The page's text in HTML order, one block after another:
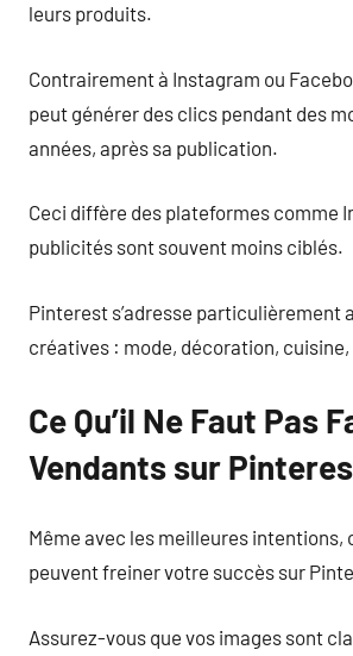
leurs produits.
Contrairement à Instagram ou
peut générer des clics pendant des
années, après sa publication.
Ceci diffère des plateformes comme
publicités sont souvent moins ciblés.
Pinterest s’adresse particulièrement
créatives : mode, décoration, cuisine,
Ce Qu’il Ne Faut Pas
Vendants sur
Même avec les meilleures intentions,
peuvent freiner votre succès sur
Assurez-vous que vos images sont